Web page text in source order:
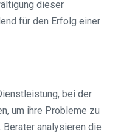
dieser
für den Erfolg einer
bei der
um ihre Probleme zu
Berater analysieren die